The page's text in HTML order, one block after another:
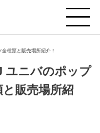
種類と販売場所紹介！
ユニバのポップ
販売場所紹